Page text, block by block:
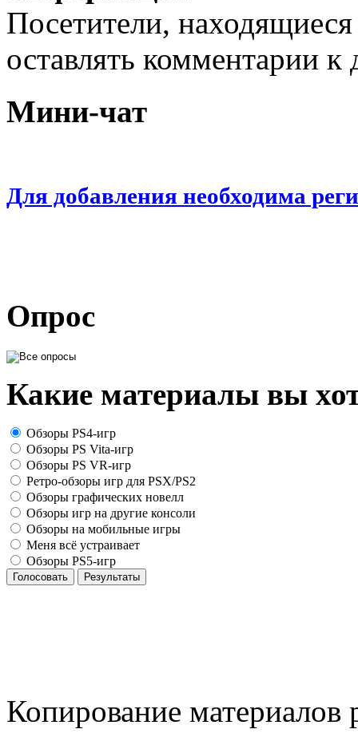
Посетители,
оставлять комментарии
Мини-чат
Для добавления необходима
Опрос
Какие материалы вы
Обзоры PS4-игр
Обзоры PS Vita-игр
Обзоры PS VR-игр
Ретро-обзоры игр для PSX/PS2
Обзоры графических новелл
Обзоры игр на другие консоли
Обзоры на мобильные игры
Меня всё устраивает
Обзоры PS5-игр
Голосовать Результаты
Копирование материалов